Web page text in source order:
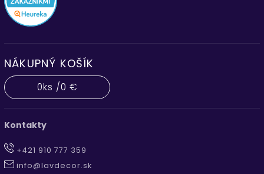
NÁKUPNÝ KOŠÍK
0ks /0 €
Kontakty
+421 910 777 359
info@lavdecor.sk